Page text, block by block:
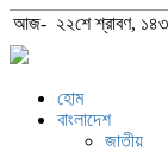
আজ- ২২শে শ্রাবণ, ১৪৩৩
হোম
বাংলাদেশ
জাতীয়